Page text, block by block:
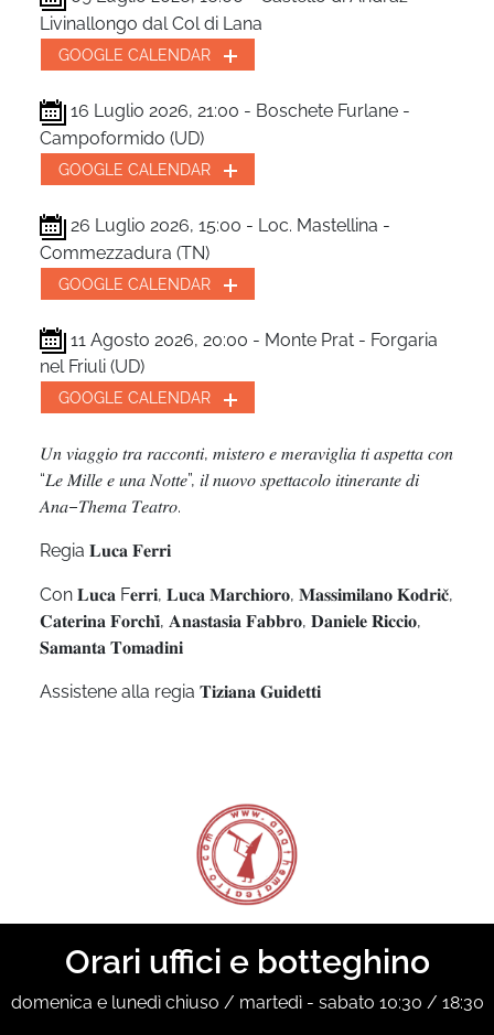
Livinallongo dal Col di Lana
GOOGLE CALENDAR
16 Luglio 2026, 21:00 - Boschete Furlane -
Campoformido (UD)
GOOGLE CALENDAR
26 Luglio 2026, 15:00 - Loc. Mastellina -
Commezzadura (TN)
GOOGLE CALENDAR
11 Agosto 2026, 20:00 - Monte Prat - Forgaria
nel Friuli (UD)
GOOGLE CALENDAR
𝑈𝑛 𝑣𝑖𝑎𝑔𝑔𝑖𝑜 𝑡𝑟𝑎 𝑟𝑎𝑐𝑐𝑜𝑛𝑡𝑖, 𝑚𝑖𝑠𝑡𝑒𝑟𝑜 𝑒 𝑚𝑒𝑟𝑎𝑣𝑖𝑔𝑙𝑖𝑎 𝑡𝑖 𝑎𝑠𝑝𝑒𝑡𝑡𝑎 𝑐𝑜𝑛
“𝐿𝑒 𝑀𝑖𝑙𝑙𝑒 𝑒 𝑢𝑛𝑎 𝑁𝑜𝑡𝑡𝑒”, 𝑖𝑙 𝑛𝑢𝑜𝑣𝑜 𝑠𝑝𝑒𝑡𝑡𝑎𝑐𝑜𝑙𝑜 𝑖𝑡𝑖𝑛𝑒𝑟𝑎𝑛𝑡𝑒 𝑑𝑖
𝐴𝑛𝑎–𝑇ℎ𝑒𝑚𝑎 𝑇𝑒𝑎𝑡𝑟𝑜.
Regia 𝐋𝐮𝐜𝐚 𝐅𝐞𝐫𝐫𝐢
Con 𝐋𝐮𝐜𝐚 F𝐞𝐫𝐫𝐢, 𝐋𝐮𝐜𝐚 𝐌𝐚𝐫𝐜𝐡𝐢𝐨𝐫𝐨, 𝐌𝐚𝐬𝐬𝐢𝐦𝐢𝐥𝐚𝐧𝐨 𝐊𝐨𝐝𝐫𝐢𝐜̌,
𝐂𝐚𝐭𝐞𝐫𝐢𝐧𝐚 𝐅𝐨𝐫𝐜𝐡𝐢̀, 𝐀𝐧𝐚𝐬𝐭𝐚𝐬𝐢𝐚 𝐅𝐚𝐛𝐛𝐫𝐨, 𝐃𝐚𝐧𝐢𝐞𝐥𝐞 𝐑𝐢𝐜𝐜𝐢𝐨,
𝐒𝐚𝐦𝐚𝐧𝐭𝐚 𝐓𝐨𝐦𝐚𝐝𝐢𝐧𝐢
Assistene alla regia 𝐓𝐢𝐳𝐢𝐚𝐧𝐚 𝐆𝐮𝐢𝐝𝐞𝐭𝐭𝐢
Orari uffici e botteghino
domenica e lunedì chiuso / martedì - sabato 10:30 / 18:30